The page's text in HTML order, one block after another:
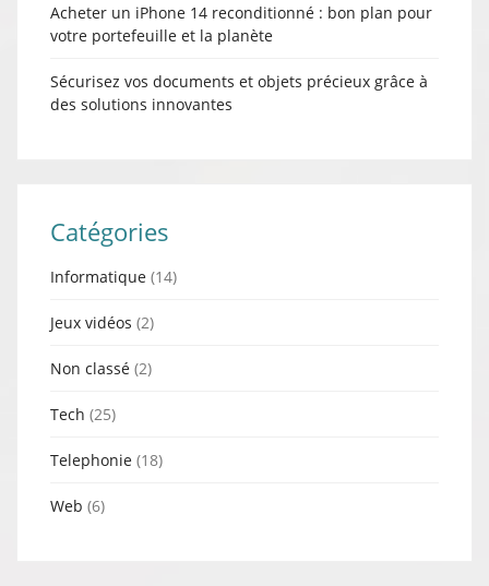
Acheter un iPhone 14 reconditionné : bon plan pour
votre portefeuille et la planète
Sécurisez vos documents et objets précieux grâce à
des solutions innovantes
Catégories
Informatique (14)
Jeux vidéos (2)
Non classé (2)
Tech (25)
Telephonie (18)
Web (6)